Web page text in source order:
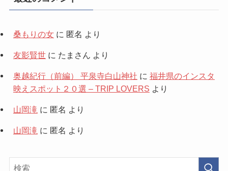
桑もりの女に 匿名 より
友影賢世に たまさん より
奥越紀行（前編） 平泉寺白山神社 に 福井県のインスタ
映えスポット２０選 – TRIP LOVERS より
山岡滝 に 匿名 より
山岡滝 に 匿名 より